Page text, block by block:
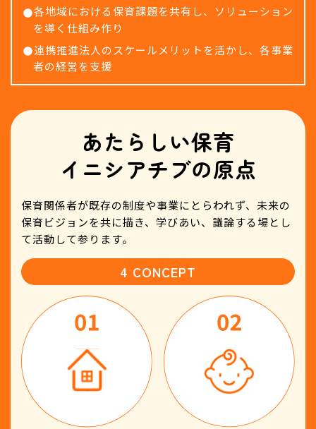
各地域における保育課題を共有し、ソリューション
を導く仕組み作り
連携推進法人のスケールメリットを活かし、各事業
者の経営を支援
あたらしい保育
イニシアチブの原点
保育関係者が既存の制度や事業にとらわれず、 未来の
保育ビジョンを共に描き、学びあい、議論する場とし
て活動して参ります。
4 CONCEPT